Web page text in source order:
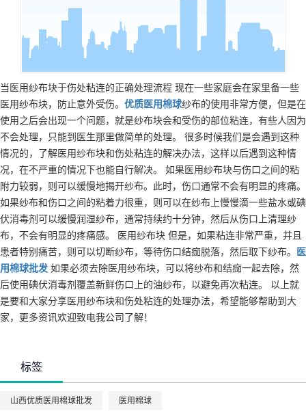
当医用纱布块于伤处粘连的正确处理流程 现在一些家庭会在家里备一些
医用纱布块，防止意外受伤。 优质 医用棉球纱布的使用非常方便，但是在
使用之后会出现一个问题，就是纱布块会和受伤的部位粘连，有些人因为
不会处理，只能到医生那里做简单的处理。 很多时候我们是会遇到这种
情况的，了解医用纱布块和伤处粘连的解决办法，这样以后遇到这种情
况，在不严重的情况下也能自行解决。 如果医用纱布块与伤口之间的粘
附力较弱，则可以缓慢地揭开纱布。此时，伤口通常不会有明显的疼痛。
如果纱布和伤口之间的粘着力很重，则可以在纱布上慢慢滴一些盐水或碘
伏消毒剂可以缓慢润湿纱布，通常持续约十分钟，然后从伤口上清理纱
布，不会有明显的疼痛感。 医用纱布块 但是，如果粘连非常严重，并且
患者特别痛苦，则可以切断纱布，等待伤口结痂脱落，然后取下纱布。
医
用棉球批发 如果必须去除医用纱布块，可以将纱布和结痂一起去除，然
后使用碘伏消毒剂覆盖新鲜伤口上的油纱布，以避免再次粘连。 以上就
是要和大家分享医用纱布块和伤处粘连的处理办法，希望能够帮助到大
家，更多资讯欢迎致电我公司了解！
标签
山西优质医用棉球批发 医用棉球